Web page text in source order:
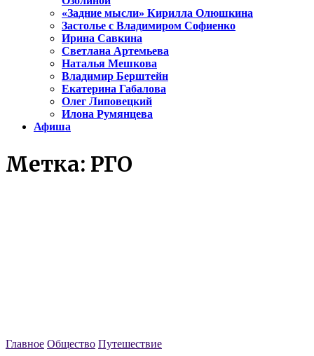
«Задние мысли» Кирилла Олюшкина
Застолье с Владимиром Софиенко
Ирина Савкина
Светлана Артемьева
Наталья Мешкова
Владимир Берштейн
Екатерина Габалова
Олег Липовецкий
Илона Румянцева
Афиша
Метка: РГО
Главное Общество Путешествие